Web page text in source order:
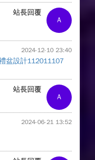
A
站長回覆
2024-12-10 23:40
盆設計112011107
A
站長回覆
2024-06-21 13:52